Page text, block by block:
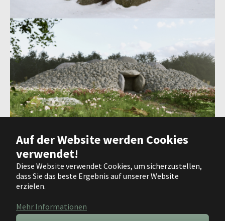
Auf der Website werden Cookies
verwendet!
Diese Website verwendet Cookies, um sicherzustellen,
dass Sie das beste Ergebnis auf unserer Website
erzielen.
Mehr Informationen
Die heutigen Großsteingräber im Elbe-Weser-Dreieck sind häufig ihrer
ursprünglichen äußeren Schutzbauten beraubt (oben: Karlskirche in
Ahlen-Falkenberg, Ldkr. Cuxhaven). Gut erhaltene Gräber finden sich in
Moorgebieten, wie in Ahlen-Falkenberg, Ldkr. Cuxhaven, und erlauben
eine Rekonstruktion des einstigen Erscheinungsbildes (unten).
Deutsch